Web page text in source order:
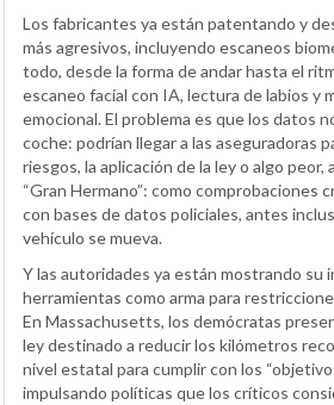
Los fabricantes ya están patentando y
más agresivos, incluyendo escaneos
todo, desde la forma de andar hasta el
escaneo facial con IA, lectura de labios y
emocional. El problema es que los datos
coche: podrían llegar a las aseguradoras
riesgos, la aplicación de la ley o algo peor,
“Gran Hermano”: como comprobaciones
con bases de datos policiales, antes
vehículo se mueva.
Y las autoridades ya están mostrando su
herramientas como arma para
En Massachusetts, los demócratas
ley destinado a reducir los kilómetros
nivel estatal para cumplir con los
impulsando políticas que los críticos